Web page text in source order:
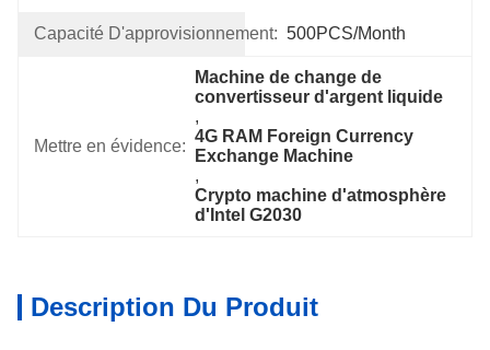
Capacité D'approvisionnement: 500PCS/Month
Mettre en évidence:
Machine de change de
convertisseur d'argent liquide
,
4G RAM Foreign Currency
Exchange Machine
,
Crypto machine d'atmosphère
d'Intel G2030
Description Du Produit